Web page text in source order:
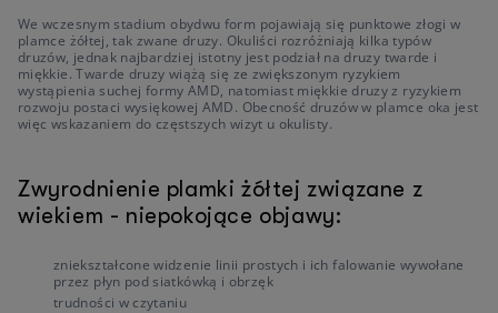
We wczesnym stadium obydwu form pojawiają się punktowe złogi w
plamce żółtej, tak zwane druzy. Okuliści rozróżniają kilka typów
druzów, jednak najbardziej istotny jest podział na druzy twarde i
miękkie. Twarde druzy wiążą się ze zwiększonym ryzykiem
wystąpienia suchej formy AMD, natomiast miękkie druzy z ryzykiem
rozwoju postaci wysiękowej AMD. Obecność druzów w plamce oka jest
więc wskazaniem do częstszych wizyt u okulisty.
Zwyrodnienie plamki żółtej związane z
wiekiem - niepokojące objawy:
zniekształcone widzenie linii prostych i ich falowanie wywołane
przez płyn pod siatkówką i obrzęk
trudności w czytaniu